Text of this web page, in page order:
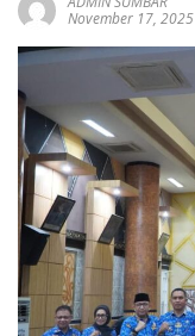
sumbar
November 17, 2025